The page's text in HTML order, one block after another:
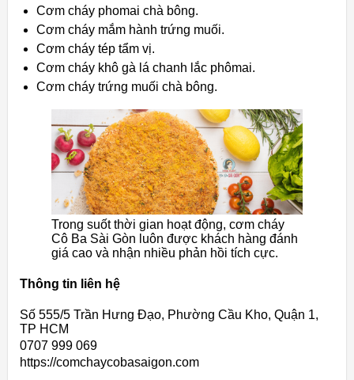
Cơm cháy phomai chà bông.
Cơm cháy mắm hành trứng muối.
Cơm cháy tép tẩm vị.
Cơm cháy khô gà lá chanh lắc phômai.
Cơm cháy trứng muối chà bông.
Trong suốt thời gian hoạt động, cơm cháy
Cô Ba Sài Gòn luôn được khách hàng đánh
giá cao và nhận nhiều phản hồi tích cực.
Thông tin liên hệ
Số 555/5 Trần Hưng Đạo, Phường Cầu Kho, Quận 1,
TP HCM
0707 999 069
https://comchaycobasaigon.com